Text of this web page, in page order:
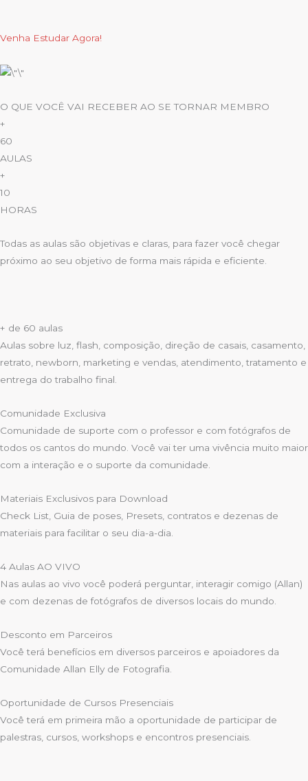
Venha Estudar Agora!
O QUE VOCÊ VAI RECEBER AO SE TORNAR MEMBRO
+
60
AULAS
+
10
HORAS
Todas as aulas são objetivas e claras, para fazer você chegar
próximo ao seu objetivo de forma mais rápida e eficiente.
+ de 60 aulas
Aulas sobre luz, flash, composição, direção de casais, casamento,
retrato, newborn, marketing e vendas, atendimento, tratamento e
entrega do trabalho final.
Comunidade Exclusiva
Comunidade de suporte com o professor e com fotógrafos de
todos os cantos do mundo. Você vai ter uma vivência muito maior
com a interação e o suporte da comunidade.
Materiais Exclusivos para Download
Check List, Guia de poses, Presets, contratos e dezenas de
materiais para facilitar o seu dia-a-dia.
4 Aulas AO VIVO
Nas aulas ao vivo você poderá perguntar, interagir comigo (Allan)
e com dezenas de fotógrafos de diversos locais do mundo.
Desconto em Parceiros
Você terá benefícios em diversos parceiros e apoiadores da
Comunidade Allan Elly de Fotografia.
Oportunidade de Cursos Presenciais
Você terá em primeira mão a oportunidade de participar de
palestras, cursos, workshops e encontros presenciais.